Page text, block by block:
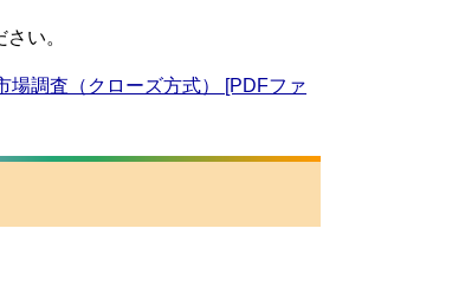
い。
場調査（クローズ方式） [PDFファ